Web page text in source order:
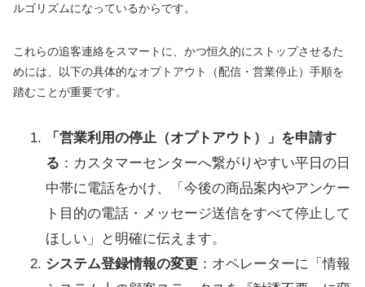
ルゴリズムになっているからです。
これらの追客連絡をスマートに、かつ恒久的にストップさせるた
めには、以下の具体的なオプトアウト（配信・営業停止）手順を
踏むことが重要です。
「営業利用の停止（オプトアウト）」を申請す
る ：カスタマーセンターへ繋がりやすい平日の日
中帯に電話をかけ、「今後の商品案内やアンケー
ト目的の電話・メッセージ送信をすべて停止して
ほしい」と明確に伝えます。
システム登録情報の変更 ：オペレーターに「情報